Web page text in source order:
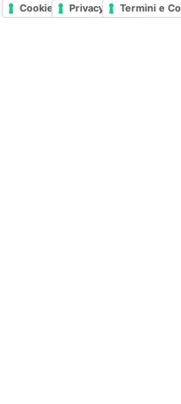
Cookie PolicyPrivacy PolicyTermini e